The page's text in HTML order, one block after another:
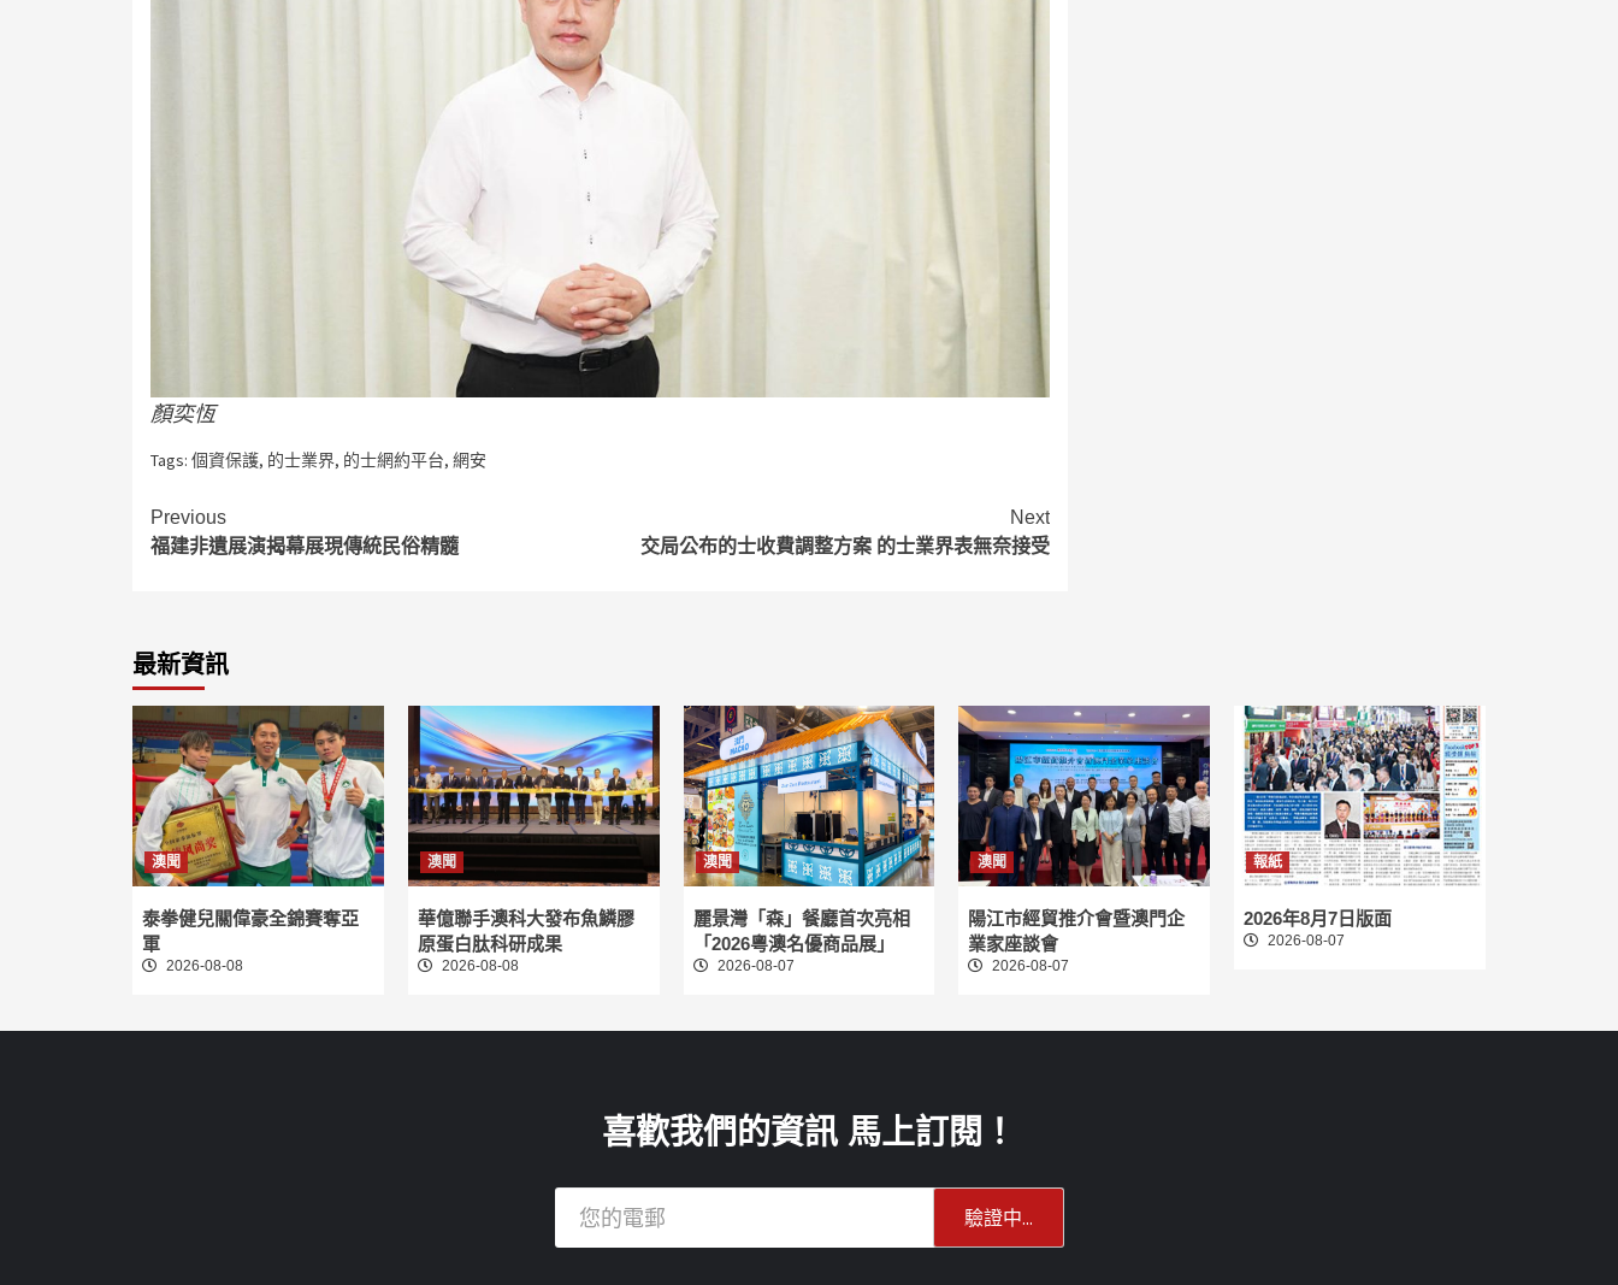
顏奕恆
Tags: 個資保護, 的士業界, 的士網約平台, 網安
Continue
Reading
Previous
福建非遺展演揭幕展現傳統民俗精髓
Next
交局公布的士收費調整方案 的士業界表無奈接受
最新資訊
澳聞
泰拳健兒關偉豪全錦賽奪亞
軍
2026-08-08
澳聞
華億聯手澳科大發布魚鱗膠
原蛋白肽科研成果
2026-08-08
澳聞
麗景灣「森」餐廳首次亮相
「2026粵澳名優商品展」
2026-08-07
澳聞
陽江市經貿推介會暨澳門企
業家座談會
2026-08-07
報紙
2026年8月7日版面
2026-08-07
喜歡我們的資訊 馬上訂閱！